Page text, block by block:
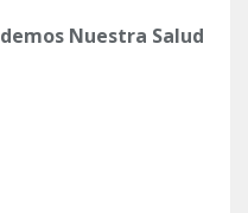
Nuestra Salud